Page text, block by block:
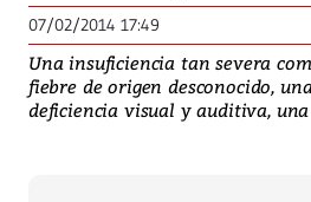
07/02/2014 17:49
Una insuficiencia tan severa
fiebre de origen desconocido,
deficiencia visual y auditiva, una